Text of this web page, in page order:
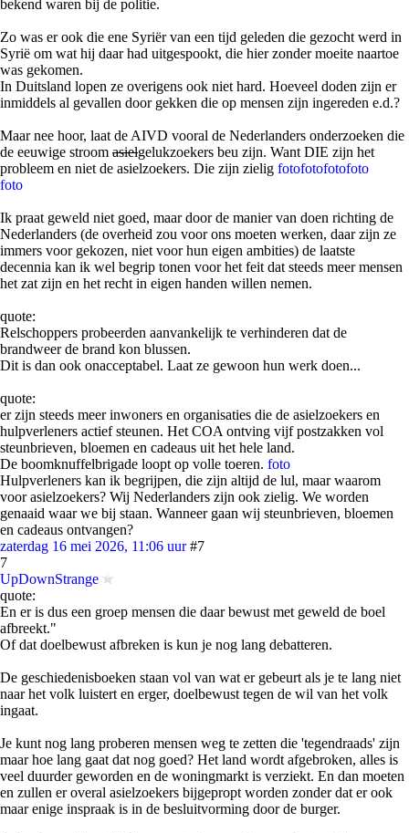
bekend waren bij de politie.
Zo was er ook die ene Syriër van een tijd geleden die gezocht werd in
Syrië om wat hij daar had uitgespookt, die hier zonder moeite naartoe
was gekomen.
In Duitsland lopen ze overigens ook niet hard. Hoeveel doden zijn er
inmiddels al gevallen door gekken die op mensen zijn ingereden e.d.?
Maar nee hoor, laat de AIVD vooral de Nederlanders onderzoeken die
de eeuwige stroom asielgelukzoekers beu zijn. Want DIE zijn het
probleem en niet de asielzoekers. Die zijn zielig fotofotofotofoto
foto
Ik praat geweld niet goed, maar door de manier van doen richting de
Nederlanders (de overheid zou voor ons moeten werken, daar zijn ze
immers voor gekozen, niet voor hun eigen ambities) de laatste
decennia kan ik wel begrip tonen voor het feit dat steeds meer mensen
het zat zijn en het recht in eigen handen willen nemen.
quote:
Relschoppers probeerden aanvankelijk te verhinderen dat de
brandweer de brand kon blussen.
Dit is dan ook onacceptabel. Laat ze gewoon hun werk doen...
quote:
er zijn steeds meer inwoners en organisaties die de asielzoekers en
hulpverleners actief steunen. Het COA ontving vijf postzakken vol
steunbrieven, bloemen en cadeaus uit het hele land.
De boomknuffelbrigade loopt op volle toeren. foto
Hulpverleners kan ik begrijpen, die zijn altijd de lul, maar waarom
voor asielzoekers? Wij Nederlanders zijn ook zielig. We worden
genaaid waar we bij staan. Wanneer gaan wij steunbrieven, bloemen
en cadeaus ontvangen?
zaterdag 16 mei 2026, 11:06 uur #7
7
UpDownStrange
quote:
En er is dus een groep mensen die daar bewust met geweld de boel
afbreekt."
Of dat doelbewust afbreken is kun je nog lang debatteren.
De geschiedenisboeken staan vol van wat er gebeurt als je te lang niet
naar het volk luistert en erger, doelbewust tegen de wil van het volk
ingaat.
Je kunt nog lang proberen mensen weg te zetten die 'tegendraads' zijn
maar hoe lang gaat dat nog goed? Het land wordt afgebroken, alles is
veel duurder geworden en de woningmarkt is verziekt. En dan moeten
en zullen er overal asielzoekers bijgepropt worden zonder dat er ook
maar enige inspraak is in de besluitvorming door de burger.